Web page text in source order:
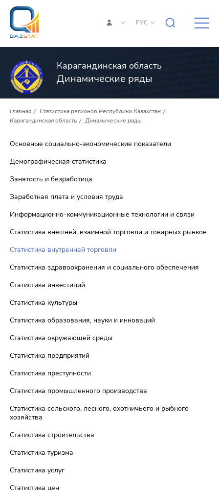
РУС
Карагандинская область
Динамические ряды
Главная
Статистика регионов Республики Казахстан
Карагандинская область
Динамические ряды
Основные социально-экономические показатели
Демографическая статистика
Занятость и безработица
Заработная плата и условия труда
Информационно-коммуникационные технологии и связи
Статистика внешней, взаимной торговли и товарных рынков
Статистика внутренней торговли
Статистика здравоохранения и социального обеспечения
Статистика инвестиций
Статистика культуры
Статистика образования, науки и инноваций
Статистика окружающей среды
Статистика предприятий
Статистика преступности
Статистика промышленного производства
Статистика сельского, лесного, охотничьего и рыбного
хозяйства
Статистика строительства
Статистика туризма
Статистика услуг
Статистика цен